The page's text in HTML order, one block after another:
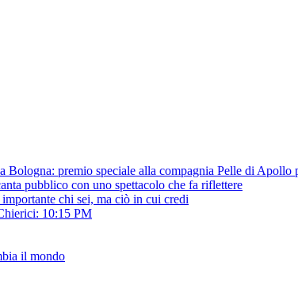
Bologna: premio speciale alla compagnia Pelle di Apollo
pubblico con uno spettacolo che fa riflettere
chi sei, ma ciò in cui credi
10:15 PM
il mondo